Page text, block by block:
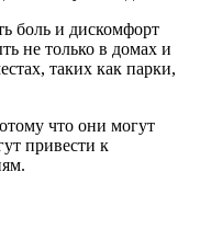
боль и дискомфорт
не только в домах и
таких как парки,
что они могут
привести к